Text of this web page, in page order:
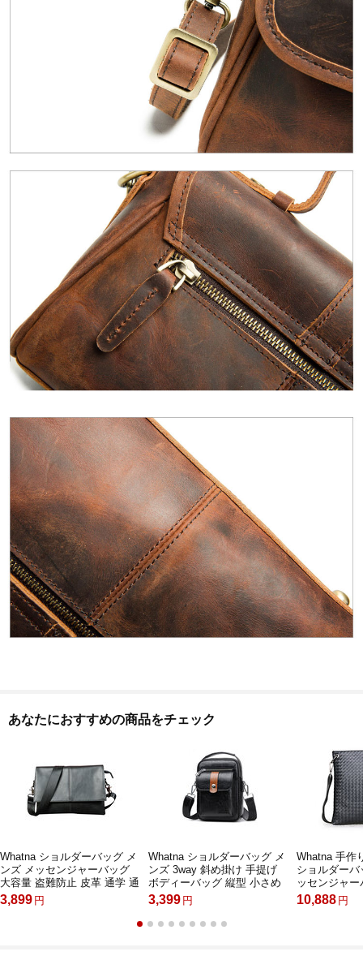
あなたにおすすめの商品をチェック
Whatna ショルダーバッグ メ
ンズ メッセンジャーバッグ
大容量 盗難防止 皮革 通学 通
勤鞄 自転車 かばん男性用 ブ
ラウン 黒（6132）
3,899 円
Whatna ショルダーバッグ メ
ンズ 3way 斜め掛け 手提げ
ボディーバッグ 縦型 小さめ
メッセンジャーバッグ 通学
通勤バッグ 軽量 実用 自転車
かばん プレゼント男性 黒 ブ
3,399 円
Whatna 手作
ショルダー
ッセンジャ
A4 12インチ
ー ビジネス
10,888 円